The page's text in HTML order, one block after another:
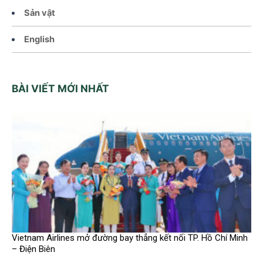
Sản vật
English
BÀI VIẾT MỚI NHẤT
Vietnam Airlines mở đường bay thẳng kết nối TP. Hồ Chí Minh
– Điện Biên